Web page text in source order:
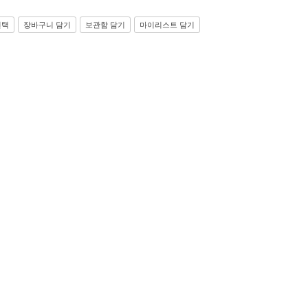
장바구니 담기 보관함 담기 마이리스트 담기